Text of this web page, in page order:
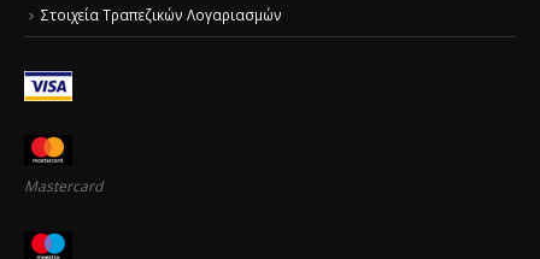
Στοιχεία Τραπεζικών Λογαριασμών
Mastercard